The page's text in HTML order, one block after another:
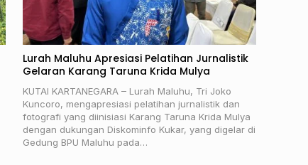
Lurah Maluhu Apresiasi Pelatihan Jurnalistik
Gelaran Karang Taruna Krida Mulya
KUTAI KARTANEGARA – Lurah Maluhu, Tri Joko
Kuncoro, mengapresiasi pelatihan jurnalistik dan
fotografi yang diinisiasi Karang Taruna Krida Mulya
dengan dukungan Diskominfo Kukar, yang digelar di
Gedung BPU Maluhu pada…